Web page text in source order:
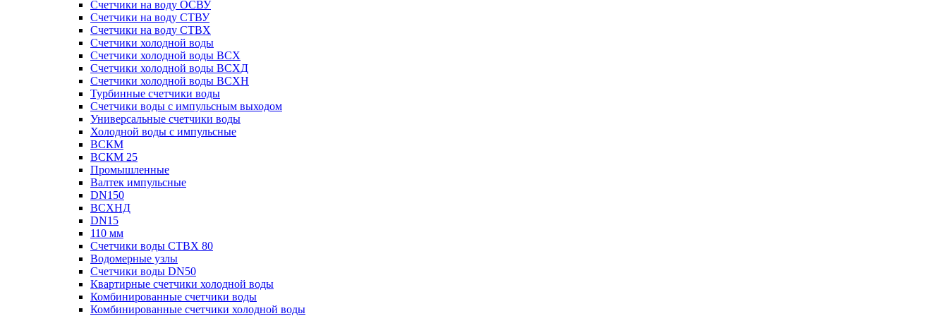
Счетчики на воду ОСВУ
Счетчики на воду СТВУ
Счетчики на воду СТВХ
Счетчики холодной воды
Счетчики холодной воды ВСХ
Счетчики холодной воды ВСХД
Счетчики холодной воды ВСХН
Турбинные счетчики воды
Счетчики воды с импульсным выходом
Универсальные счетчики воды
Холодной воды с импульсные
ВСКМ
ВСКМ 25
Промышленные
Валтек импульсные
DN150
ВСХНД
DN15
110 мм
Счетчики воды СТВХ 80
Водомерные узлы
Счетчики воды DN50
Квартирные счетчики холодной воды
Комбинированные счетчики воды
Комбинированные счетчики холодной воды